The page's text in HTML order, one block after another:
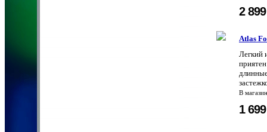
2
Atlas
Легкий
В
1